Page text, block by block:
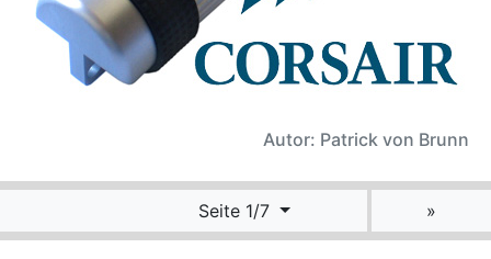
Autor: Patrick von Brunn
Seite 1/7 »